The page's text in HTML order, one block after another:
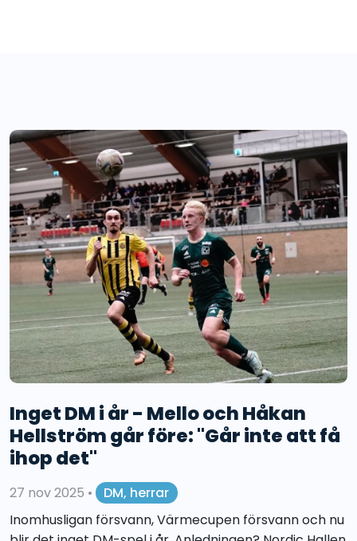
Inget DM i år - Mello och Håkan
Hellström går före: "Går inte att få
ihop det"
27 nov 2025 •
DM, herrar
Inomhusligan försvann, Värmecupen försvann och nu